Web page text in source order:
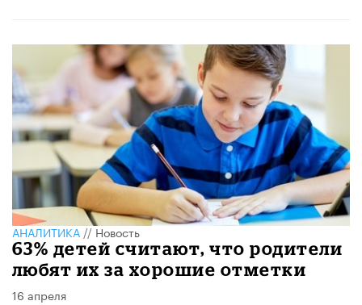
АНАЛИТИКА//Новость
63% детей считают, что родители
любят их за хорошие отметки
16 апреля